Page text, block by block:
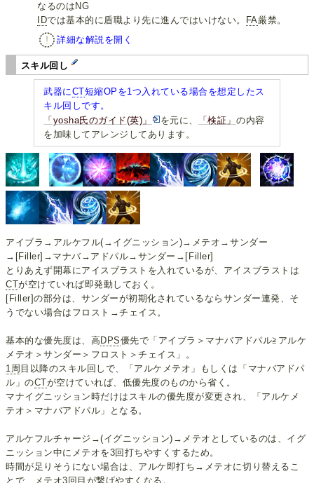
なるのはNG
IDでは基本的に盾職より先に進んではいけない。 FA厳禁。
詳細な解説を開く
スキル回し
武器にCT短縮OPを1つ入れている場合を想定したス
キル回しです。
「yosha氏のガイド(英)」
を元に、 「検証」 の内容
を加味してアレンジしてあります。
アイブラ→アルケフル(→イグニッション)→メテオ→サンダー
→[Filler]→マナバ→アドパル→サンダー→[Filler]
とりあえず開幕にアイスブラストを入れているが、アイスブラストは
CTが空けていれば即発動しておく。
[Filler]の部分は、サンダーが初期化されているならサンダー連発、そ
うでない場合はフロスト→チェイス。
基本的な優先度は、高DPS優先で「アイブラ＞マナバアドパル≧アルケ
メテオ＞サンダー＞フロスト＞チェイス」。
1周目以降のスキル回しで、「アルケメテオ」もしくは「マナバアドパ
ル」のCTが空けていれば、低優先度のものから省く。
マナイグニッション時だけはスキルの優先度が変更され、「アルケメ
テオ＞マナバアドパル」となる。
アルケフルチャージ→(イグニッション)→メテオとしているのは、イグ
ニッション中にメテオを3回打ちやすくするため。
時間が足りそうにない場合は、アルケ即打ち→メテオに切り替えるこ
とで、メテオ3回目が繋げやすくなる。